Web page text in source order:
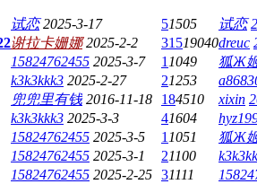
试恋 2025-3-17 51505 试恋
谢拉卡姗娜 2025-2-2 31519040dreuc
15824762455 2025-3-7 1 1049 狐Ж
k3k3kkk3 2025-2-27 21253
兜兜里有钱 2016-11-18 184510 xixin
k3k3kkk3 2025-3-3 41604
15824762455 2025-3-5 1 1051 狐Ж
15824762455 2025-3-1 21100
15824762455 2025-2-25 31111